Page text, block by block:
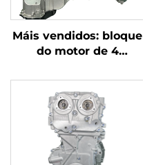
Máis vendidos: bloque
do motor de 4
reacondicionado,
conforme estándar
OEM, con
desprazamento de
2,0T e potencia
adecuada, para